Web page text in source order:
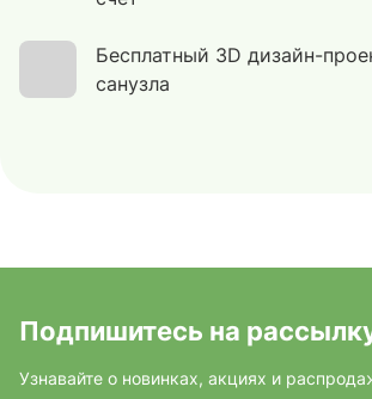
Бесплатный 3D дизайн-
санузла
Подпишитесь на
Узнавайте о новинках, акциях и